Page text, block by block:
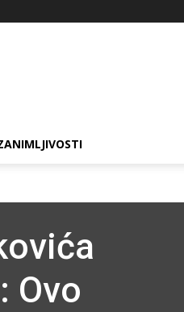
Ovo